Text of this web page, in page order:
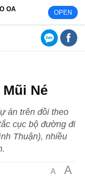
OA OPEN
Né
án trên đồi theo
cục bộ đường đi
Thuận), nhiều
A A